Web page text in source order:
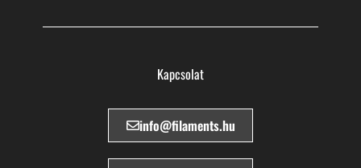
Kapcsolat
info@filaments.hu